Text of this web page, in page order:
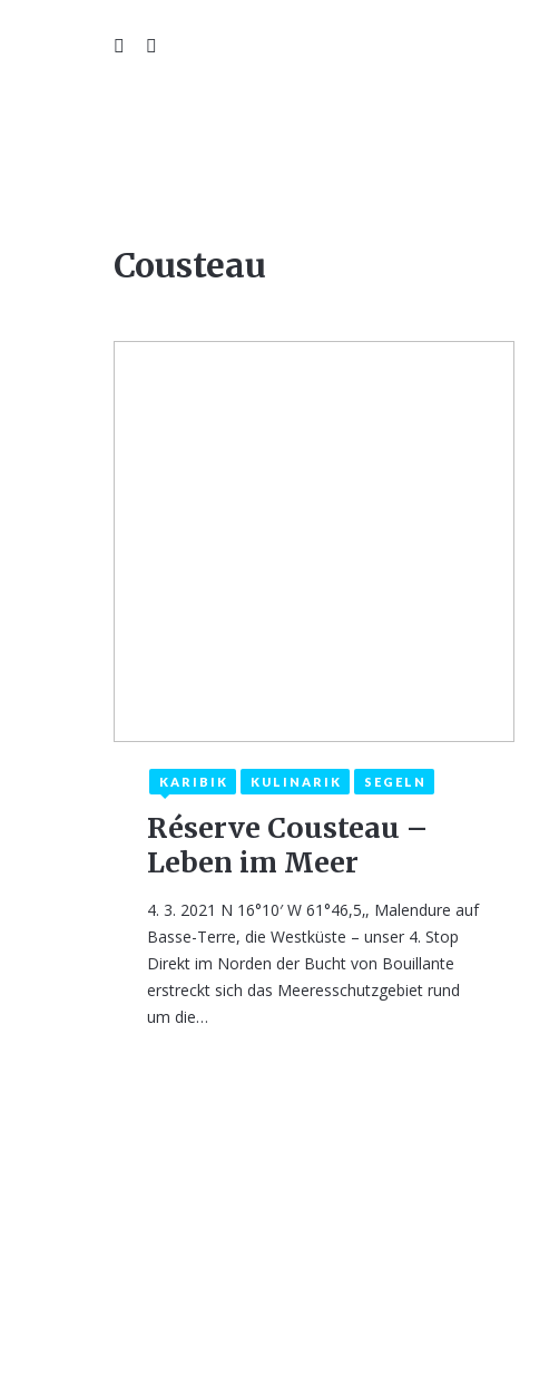
Cousteau
3. März 2021
KARIBIK KULINARIK SEGELN
Réserve Cousteau –
Leben im Meer
4. 3. 2021 N 16°10′ W 61°46,5‚, Malendure auf
Basse-Terre, die Westküste – unser 4. Stop
Direkt im Norden der Bucht von Bouillante
erstreckt sich das Meeresschutzgebiet rund
um die…